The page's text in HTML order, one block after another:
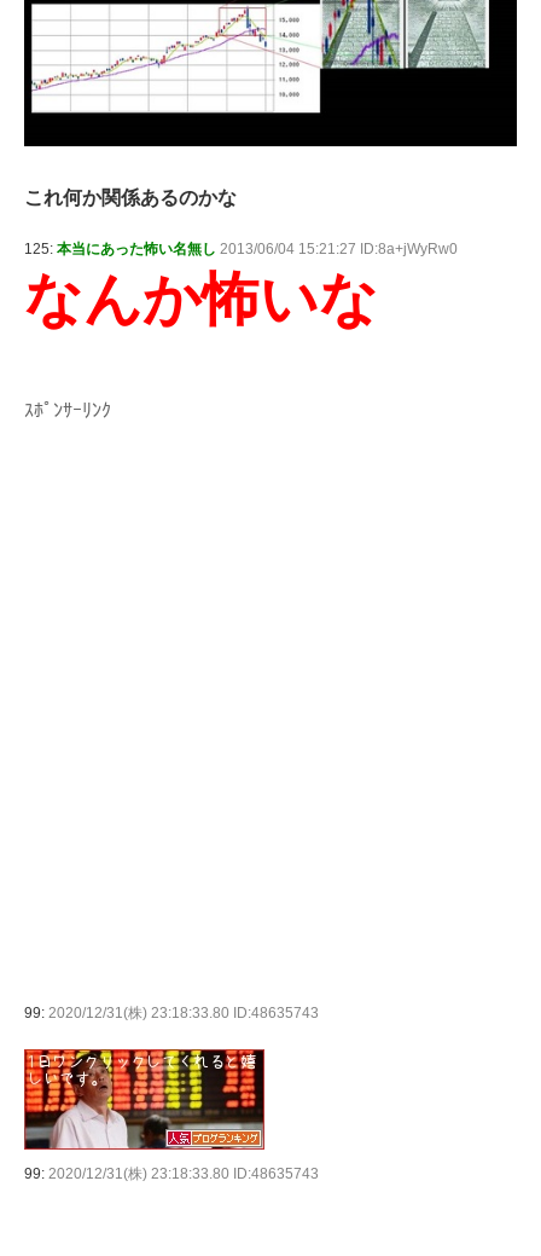
これ何か関係あるのかな
125: 本当にあった怖い名無し 2013/06/04 15:21:27 ID:8a+jWyRw0
なんか怖いな
ｽﾎﾟﾝｻｰﾘﾝｸ
99: 2020/12/31(株) 23:18:33.80 ID:48635743
99: 2020/12/31(株) 23:18:33.80 ID:48635743